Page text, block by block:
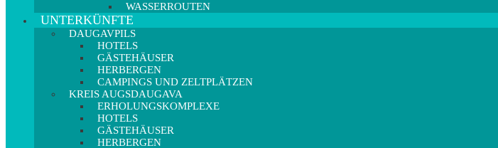
WASSERROUTEN
UNTERKÜNFTE
DAUGAVPILS
HOTELS
GÄSTEHÄUSER
HERBERGEN
CAMPINGS UND ZELTPLÄTZEN
KREIS AUGSDAUGAVA
ERHOLUNGSKOMPLEXE
HOTELS
GÄSTEHÄUSER
HERBERGEN